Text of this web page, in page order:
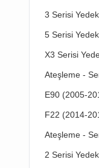
3 Serisi
5 Serisi
X3 Serisi
E90 (2005-
F22 (2014-
2 Serisi